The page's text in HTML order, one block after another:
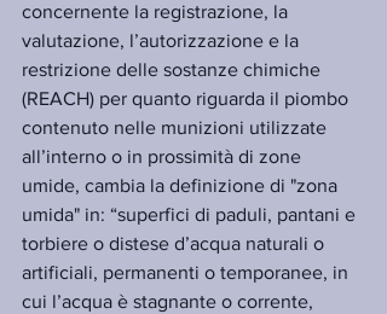
concernente la registrazione, la
valutazione, l’autorizzazione e la
restrizione delle sostanze chimiche
(REACH) per quanto riguarda il piombo
contenuto nelle munizioni utilizzate
all’interno o in prossimità di zone
umide, cambia la definizione di "zona
umida" in: “superfici di paduli, pantani e
torbiere o distese d’acqua naturali o
artificiali, permanenti o temporanee, in
cui l’acqua è stagnante o corrente,